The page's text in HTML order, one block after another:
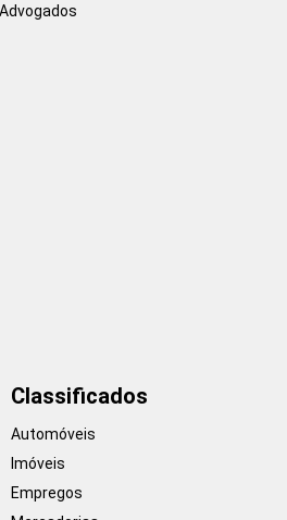
Classificados
Automóveis
Imóveis
Empregos